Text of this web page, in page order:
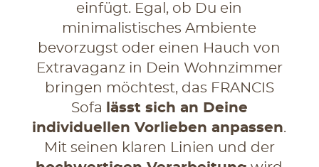
einfügt. Egal, ob Du ein
minimalistisches Ambiente
bevorzugst oder einen Hauch von
Extravaganz in Dein Wohnzimmer
bringen möchtest, das FRANCIS
Sofa
lässt sich an Deine
individuellen Vorlieben anpassen.
Mit seinen klaren Linien und der